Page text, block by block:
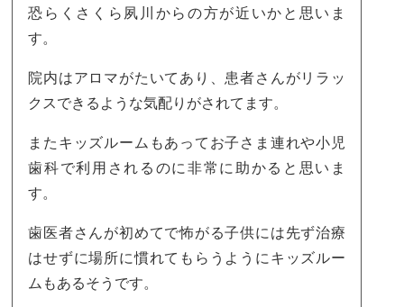
恐らくさくら夙川からの方が近いかと思いま
す。
院内はアロマがたいてあり、患者さんがリラッ
クスできるような気配りがされてます。
またキッズルームもあってお子さま連れや小児
歯科で利用されるのに非常に助かると思いま
す。
歯医者さんが初めてで怖がる子供には先ず治療
はせずに場所に慣れてもらうようにキッズルー
ムもあるそうです。